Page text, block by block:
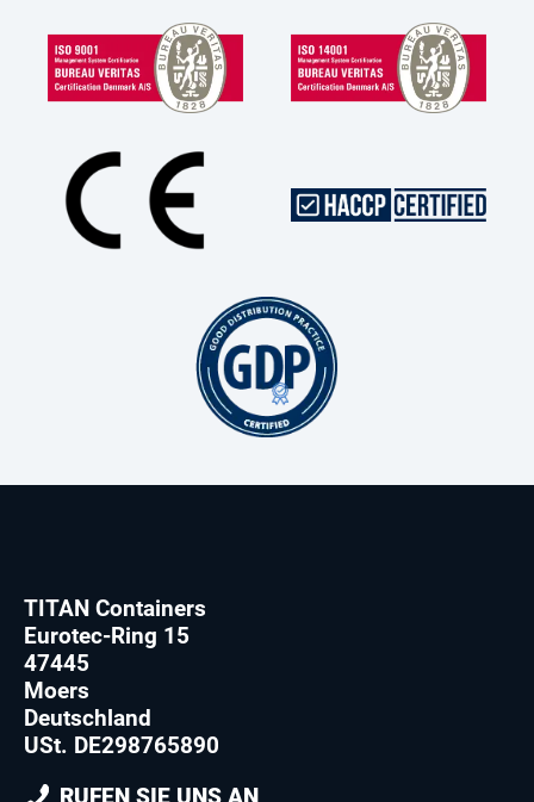
TITAN Containers
Eurotec-Ring 15
47445
Moers
Deutschland
USt. DE298765890